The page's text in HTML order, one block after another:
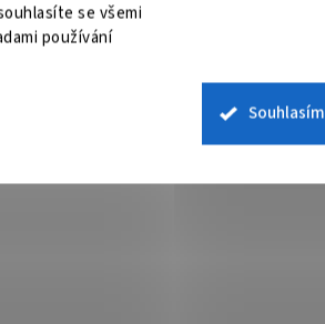
se všemi
používání
Souhlasím